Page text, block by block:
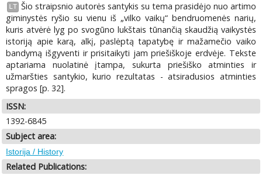
LT Šio straipsnio autorės santykis su tema prasidėjo nuo artimo
giminystės ryšio su vienu iš „vilko vaikų“ bendruomenės narių,
kuris atvėrė lyg po svogūno lukštais tūnančią skaudžią vaikystės
istoriją apie karą, alkį, paslėptą tapatybę ir mažamečio vaiko
bandymą išgyventi ir prisitaikyti jam priešiškoje erdvėje. Tekste
aptariama nuolatinė įtampa, sukurta priešiško atminties ir
užmaršties santykio, kurio rezultatas - atsiradusios atminties
spragos [p. 32].
ISSN:
1392-6845
Subject area:
Istorija / History
Related Publications: